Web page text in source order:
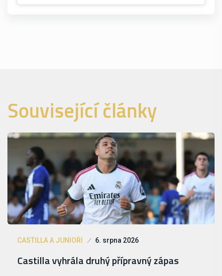
Související články
CASTILLA A JUNIOŘI 6. srpna 2026
Castilla vyhrála druhý přípravný zápas